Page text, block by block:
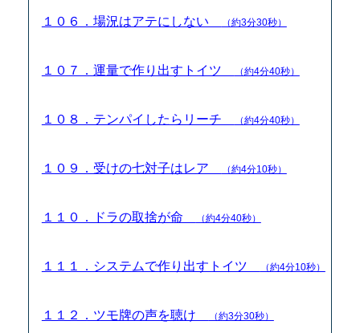
１０６．場況はアテにしない （約3分30秒）
１０７．運量で作り出すトイツ （約4分40秒）
１０８．テンパイしたらリーチ （約4分40秒）
１０９．受けの七対子はレア （約4分10秒）
１１０．ドラの取捨が命 （約4分40秒）
１１１．システムで作り出すトイツ （約4分10秒）
１１２．ツモ牌の声を聴け （約3分30秒）